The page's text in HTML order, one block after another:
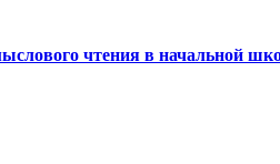
чтения в начальной